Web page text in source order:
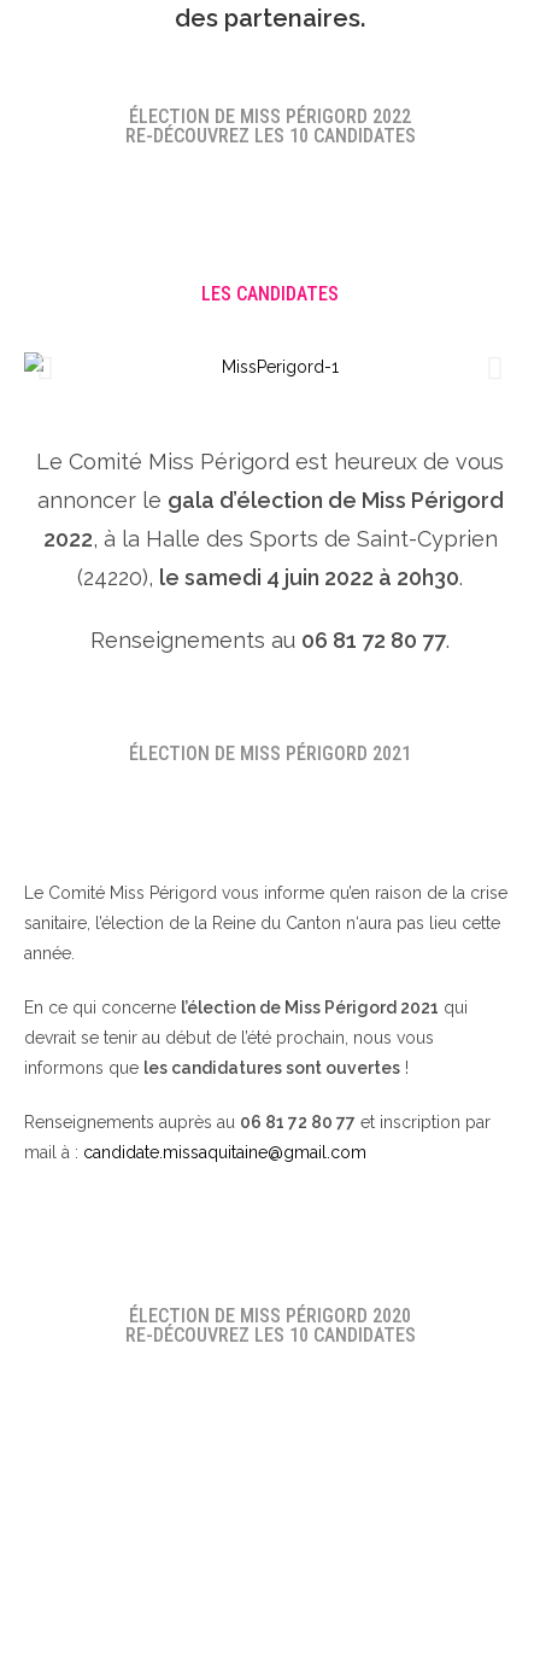
des partenaires.
ÉLECTION DE MISS PÉRIGORD 2022
RE-DÉCOUVREZ LES 10 CANDIDATES
LES CANDIDATES
Le Comité Miss Périgord est heureux de vous
annoncer le gala d’élection de Miss Périgord
2022, à la Halle des Sports de Saint-Cyprien
(24220), le samedi 4 juin 2022 à 20h30.
Renseignements au 06 81 72 80 77.
ÉLECTION DE MISS PÉRIGORD 2021
Le Comité Miss Périgord vous informe qu’en raison de la crise
sanitaire, l’élection de la Reine du Canton n‘aura pas lieu cette
année.
En ce qui concerne l’élection de Miss Périgord 2021 qui
devrait se tenir au début de l’été prochain, nous vous
informons que les candidatures sont ouvertes !
Renseignements auprès au 06 81 72 80 77 et inscription par
mail à : candidate.missaquitaine@gmail.com
ÉLECTION DE MISS PÉRIGORD 2020
RE-DÉCOUVREZ LES 10 CANDIDATES